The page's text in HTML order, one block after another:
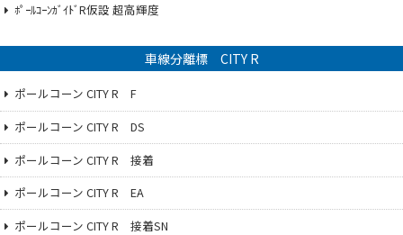
ﾎﾟｰﾙｺｰﾝｶﾞｲﾄﾞR仮設 超高輝度
車線分離標 CITY R
ポールコーン CITY R F
ポールコーン CITY R DS
ポールコーン CITY R 接着
ポールコーン CITY R EA
ポールコーン CITY R 接着SN